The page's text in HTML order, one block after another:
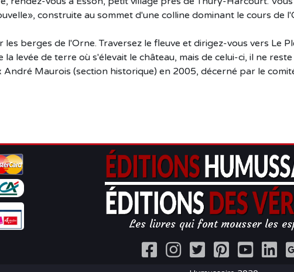
construite au sommet d'une colline dominant le cours de
les berges de l'Orne. Traversez le fleuve et dirigez-vous vers
la levée de terre où s'élevait le château, mais de celui-ci, il ne
André Maurois (section historique) en 2005, décerné par le
Les livres qui font mousser les